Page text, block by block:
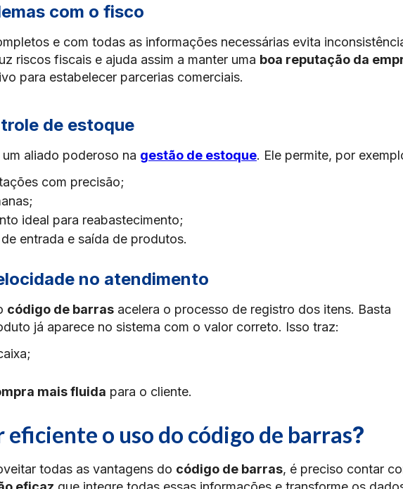
com o fisco
e com todas as informações necessárias evita
riscos fiscais e ajuda assim a manter uma boa reputação da
para estabelecer parcerias comerciais.
de estoque
aliado poderoso na gestão de estoque. Ele permite, por
com precisão;
ideal para reabastecimento;
entrada e saída de produtos.
no atendimento
código de barras acelera o processo de registro dos itens. Basta
já aparece no sistema com o valor correto. Isso traz:
mais fluida para o cliente.
o uso do código de barras?
todas as vantagens do código de barras, é preciso contar